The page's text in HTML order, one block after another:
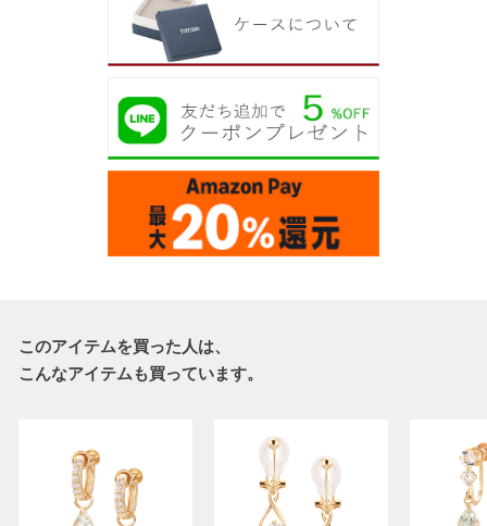
このアイテムを買った人は、
こんなアイテムも買っています。